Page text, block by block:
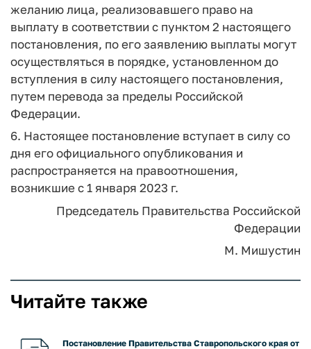
желанию лица, реализовавшего право на
выплату в соответствии с пунктом 2 настоящего
постановления, по его заявлению выплаты могут
осуществляться в порядке, установленном до
вступления в силу настоящего постановления,
путем перевода за пределы Российской
Федерации.
6. Настоящее постановление вступает в силу со
дня его официального опубликования и
распространяется на правоотношения,
возникшие с 1 января 2023 г.
Председатель Правительства Российской
Федерации
М. Мишустин
Читайте также
Постановление Правительства Ставропольского края от